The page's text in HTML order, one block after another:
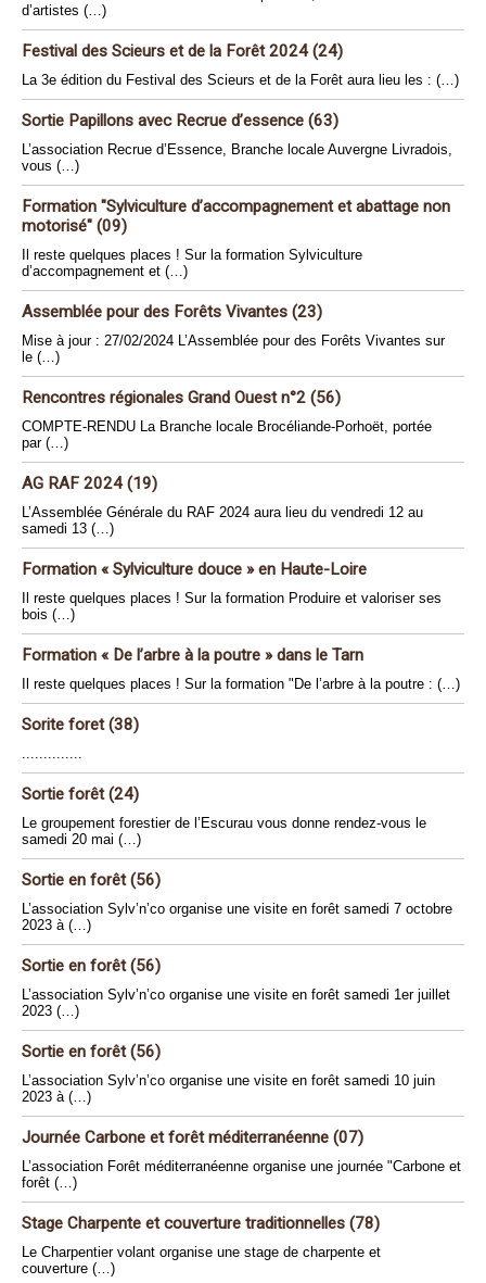
d’artistes (…)
Festival des Scieurs et de la Forêt 2024 (24)
La 3e édition du Festival des Scieurs et de la Forêt aura lieu les : (…)
Sortie Papillons avec Recrue d’essence (63)
L’association Recrue d’Essence, Branche locale Auvergne Livradois,
vous (…)
Formation "Sylviculture d’accompagnement et abattage non
motorisé" (09)
Il reste quelques places ! Sur la formation Sylviculture
d’accompagnement et (…)
Assemblée pour des Forêts Vivantes (23)
Mise à jour : 27/02/2024 L’Assemblée pour des Forêts Vivantes sur
le (…)
Rencontres régionales Grand Ouest n°2 (56)
COMPTE-RENDU La Branche locale Brocéliande-Porhoët, portée
par (…)
AG RAF 2024 (19)
L’Assemblée Générale du RAF 2024 aura lieu du vendredi 12 au
samedi 13 (…)
Formation « Sylviculture douce » en Haute-Loire
Il reste quelques places ! Sur la formation Produire et valoriser ses
bois (…)
Formation « De l’arbre à la poutre » dans le Tarn
Il reste quelques places ! Sur la formation "De l’arbre à la poutre : (…)
Sorite foret (38)
..............
Sortie forêt (24)
Le groupement forestier de l’Escurau vous donne rendez-vous le
samedi 20 mai (…)
Sortie en forêt (56)
L’association Sylv’n’co organise une visite en forêt samedi 7 octobre
2023 à (…)
Sortie en forêt (56)
L’association Sylv’n’co organise une visite en forêt samedi 1er juillet
2023 (…)
Sortie en forêt (56)
L’association Sylv’n’co organise une visite en forêt samedi 10 juin
2023 à (…)
Journée Carbone et forêt méditerranéenne (07)
L’association Forêt méditerranéenne organise une journée "Carbone et
forêt (…)
Stage Charpente et couverture traditionnelles (78)
Le Charpentier volant organise une stage de charpente et
couverture (…)